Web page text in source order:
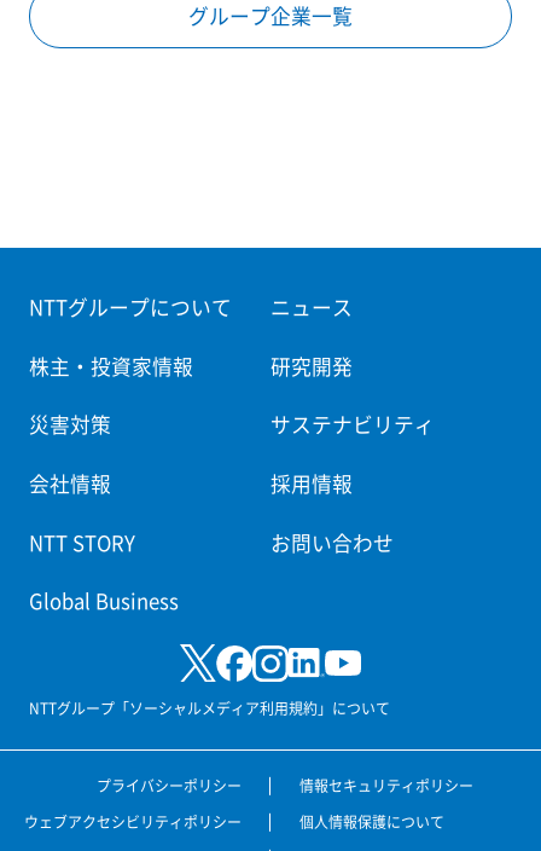
グループ企業一覧
NTTグループについて ニュース
株主・投資家情報 研究開発
災害対策 サステナビリティ
会社情報 採用情報
NTT STORY お問い合わせ
Global Business
NTTグループ「ソーシャルメディア利用規約」について
プライバシーポリシー
情報セキュリティポリシー
ウェブアクセシビリティポリシー
個人情報保護について